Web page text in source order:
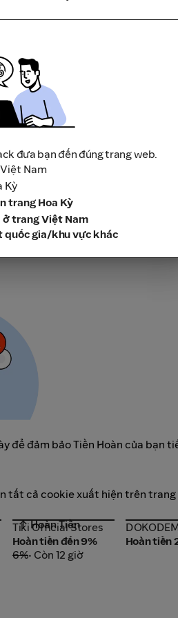
lại việc mua sắm từ nền tảng của
mềm chặn quảng cáo. Chúng
Google Ads, các liên kết từ
để đảm bảo Tiền Hoàn của bạn
tất cả cookie xuất hiện trên trang
Tiki Official Stores
↑ Hoàn Tiền
Tiki Official Stores
Hoàn tiền đến 9%
6%• Còn 12 giờ
Hoàn tiền
đưa bạn đến đúng trang web.
Nam
Kỳ
trang Hoa Kỳ
trang Việt Nam
quốc gia/khu vực khác